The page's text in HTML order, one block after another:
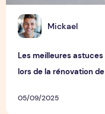
M Mickael
Les meilleures
lors de la rénovation
05/09/2025